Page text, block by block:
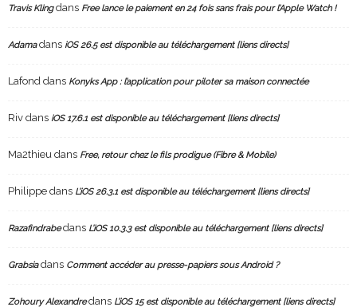
Travis Klingdans Free lance le paiement en 24 fois sans frais pour l’Apple Watch !
Adamadans iOS 26.5 est disponible au téléchargement [liens directs]
Lafond dans Konyks App : l’application pour piloter sa maison connectée
Riv dans iOS 17.6.1 est disponible au téléchargement [liens directs]
Ma2thieu dans Free, retour chez le fils prodigue (Fibre & Mobile)
Philippe dans L’iOS 26.3.1 est disponible au téléchargement [liens directs]
Razafindrabedans L’iOS 10.3.3 est disponible au téléchargement [liens directs]
Grabsiadans Comment accéder au presse-papiers sous Android ?
Zohoury Alexandredans L’iOS 15 est disponible au téléchargement [liens directs]